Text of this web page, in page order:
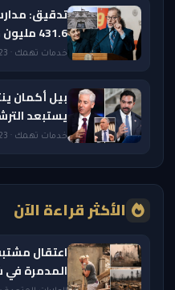
تدقيق:
431.6 مليون دولار من «ميديكيد
خدمات تهمك · 23 يوليو 2026 — 9:06 PM
بيل أكمان
يستبعد
خدمات تهمك · 23 يوليو 2026 — 5:35 PM
الأكثر قراءة الآن
اعتقال
المدمرة